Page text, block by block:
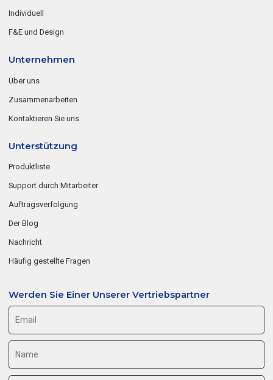
Individuell
F&E und Design
Unternehmen
Über uns
Zusammenarbeiten
Kontaktieren Sie uns
Unterstützung
Produktliste
Support durch Mitarbeiter
Auftragsverfolgung
Der Blog
Nachricht
Häufig gestellte Fragen
Werden Sie Einer Unserer Vertriebspartner